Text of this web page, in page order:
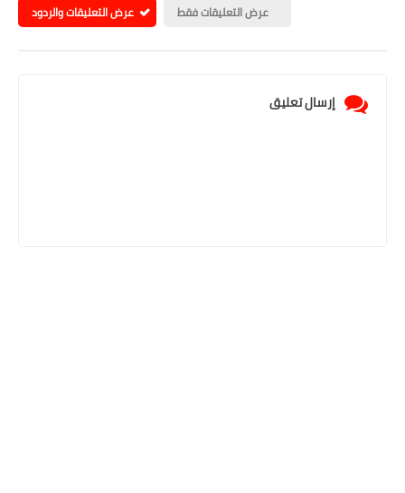
عرض التعليقات فقط
عرض التعليقات والردود
إرسال تعليق